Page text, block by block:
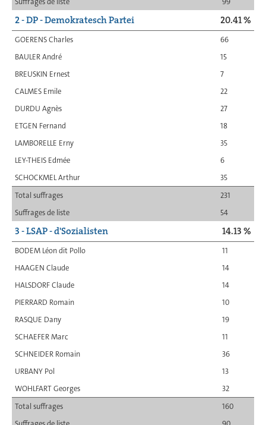
2 - DP - Demokratesch Partei 20.41 %
GOERENS Charles
66
BAULER André
15
BREUSKIN Ernest
7
CALMES Emile
22
DURDU Agnès
27
ETGEN Fernand
18
LAMBORELLE Erny
35
LEY-THEIS Edmée
6
SCHOCKMEL Arthur
35
Total suffrages
231
Suffrages de liste
54
3 - LSAP - d'Sozialisten 14.13 %
BODEM Léon dit Pollo
11
HAAGEN Claude
14
HALSDORF Claude
14
PIERRARD Romain
10
RASQUE Dany
19
SCHAEFER Marc
11
SCHNEIDER Romain
36
URBANY Pol
13
WOHLFART Georges
32
Total suffrages
160